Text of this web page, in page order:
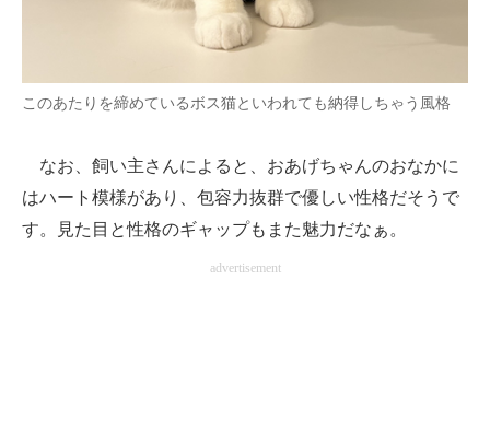
このあたりを締めているボス猫といわれても納得しちゃう風格
なお、飼い主さんによると、おあげちゃんのおなかに
はハート模様があり、包容力抜群で優しい性格だそうで
す。見た目と性格のギャップもまた魅力だなぁ。
advertisement